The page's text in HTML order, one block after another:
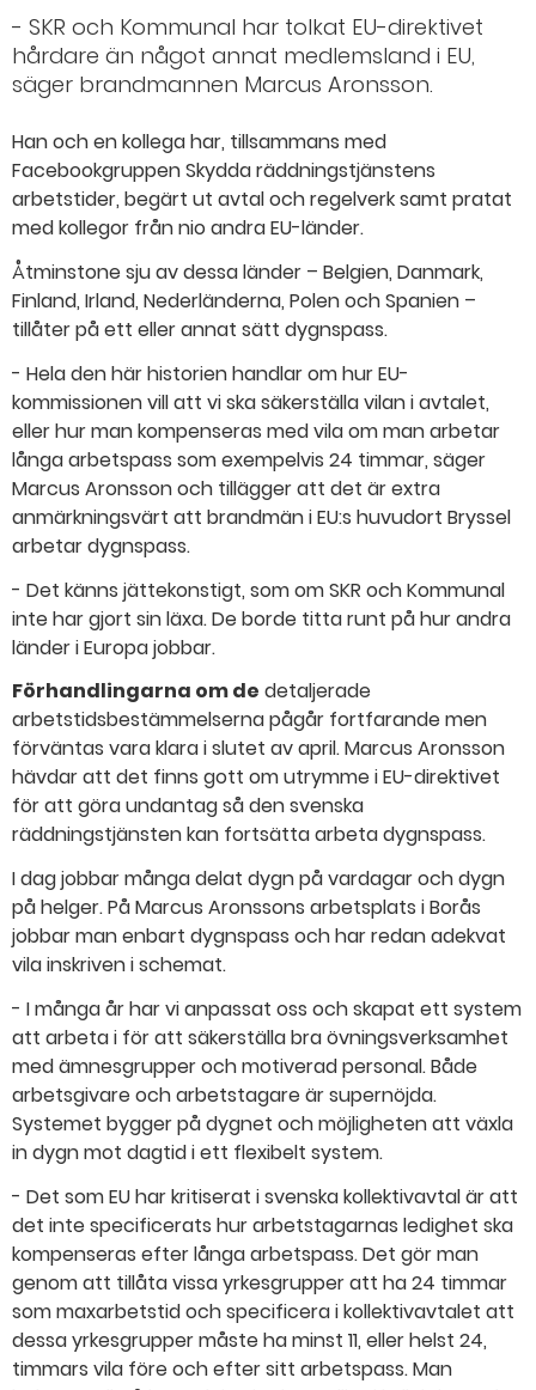
- SKR och Kommunal har tolkat EU-direktivet
hårdare än något annat medlemsland i EU,
säger brandmannen Marcus Aronsson.
Han och en kollega har, tillsammans med
Facebookgruppen Skydda räddningstjänstens
arbetstider, begärt ut avtal och regelverk samt pratat
med kollegor från nio andra EU-länder.
Åtminstone sju av dessa länder – Belgien, Danmark,
Finland, Irland, Nederländerna, Polen och Spanien –
tillåter på ett eller annat sätt dygnspass.
- Hela den här historien handlar om hur EU-
kommissionen vill att vi ska säkerställa vilan i avtalet,
eller hur man kompenseras med vila om man arbetar
långa arbetspass som exempelvis 24 timmar, säger
Marcus Aronsson och tillägger att det är extra
anmärkningsvärt att brandmän i EU:s huvudort Bryssel
arbetar dygnspass.
- Det känns jättekonstigt, som om SKR och Kommunal
inte har gjort sin läxa. De borde titta runt på hur andra
länder i Europa jobbar.
Förhandlingarna om de detaljerade
arbetstidsbestämmelserna pågår fortfarande men
förväntas vara klara i slutet av april. Marcus Aronsson
hävdar att det finns gott om utrymme i EU-direktivet
för att göra undantag så den svenska
räddningstjänsten kan fortsätta arbeta dygnspass.
I dag jobbar många delat dygn på vardagar och dygn
på helger. På Marcus Aronssons arbetsplats i Borås
jobbar man enbart dygnspass och har redan adekvat
vila inskriven i schemat.
- I många år har vi anpassat oss och skapat ett system
att arbeta i för att säkerställa bra övningsverksamhet
med ämnesgrupper och motiverad personal. Både
arbetsgivare och arbetstagare är supernöjda.
Systemet bygger på dygnet och möjligheten att växla
in dygn mot dagtid i ett flexibelt system.
- Det som EU har kritiserat i svenska kollektivavtal är att
det inte specificerats hur arbetstagarnas ledighet ska
kompenseras efter långa arbetspass. Det gör man
genom att tillåta vissa yrkesgrupper att ha 24 timmar
som maxarbetstid och specificera i kollektivavtalet att
dessa yrkesgrupper måste ha minst 11, eller helst 24,
timmars vila före och efter sitt arbetspass. Man